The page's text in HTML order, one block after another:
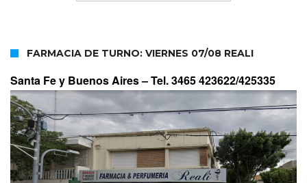
FARMACIA DE TURNO: VIERNES 07/08 REALI
Santa Fe y Buenos Aires –Tel. 3465 423622/425335